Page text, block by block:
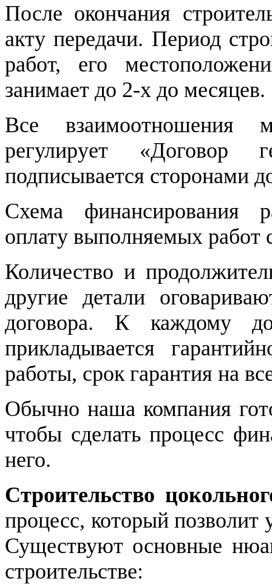
После окончания
акту передачи. Период
работ, его
занимает до 2-х до месяцев.
Все взаимоотношения
регулирует «Договор
подписывается сторонами
Схема финансирования
оплату выполняемых работ
Количество и
другие детали
договора. К каждому
прикладывается
работы, срок гарантия на
Обычно наша компания
чтобы сделать процесс
него.
Строительство
процесс, который позволит
Существуют основные
строительстве: